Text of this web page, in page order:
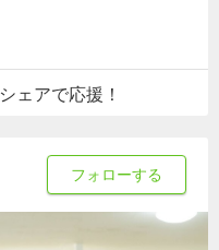
シェアで応援！
フォローする